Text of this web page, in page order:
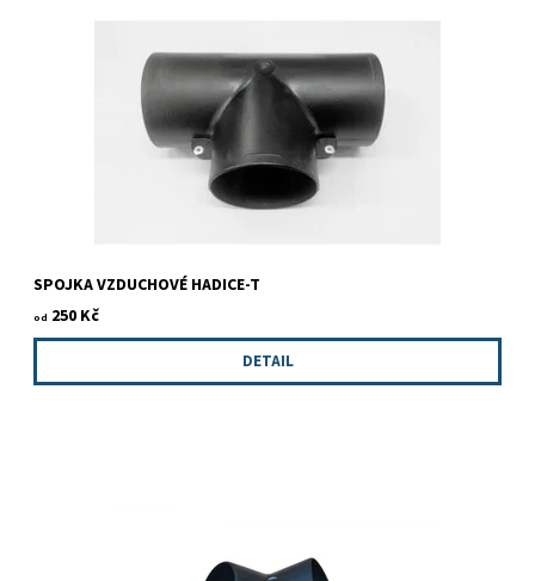
SPOJKA VZDUCHOVÉ HADICE-T
od 250 Kč
DETAIL